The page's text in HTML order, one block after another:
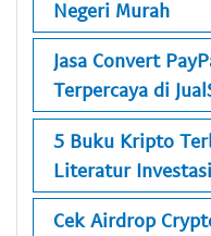
Negeri Murah
Jasa Convert
Terpercaya di
5 Buku Kripto
Literatur Investasi
Cek Airdrop